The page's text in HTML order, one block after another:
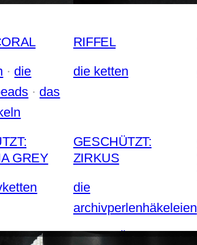
· die
· das
RIFFEL
die ketten
GREY
GESCHÜTZT:
ZIRKUS
die
archivperlenhäkeleien
GESCHÜTZT: